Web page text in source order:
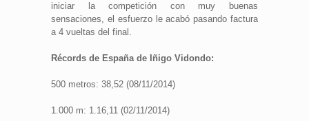
iniciar la competición con muy buenas
sensaciones, el esfuerzo le acabó pasando factura
a 4 vueltas del final.
Récords de España de Iñigo Vidondo:
500 metros: 38,52 (08/11/2014)
1.000 m: 1.16,11 (02/11/2014)